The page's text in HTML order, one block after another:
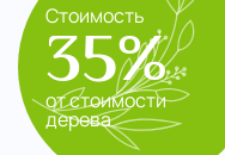
Стоимость
35%
от стоимости
дерева